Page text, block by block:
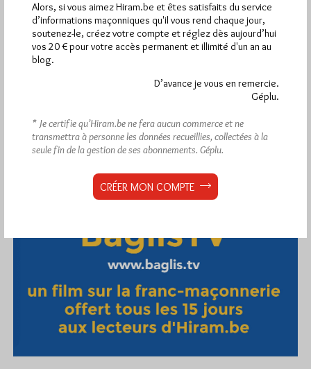
Alors, si vous aimez Hiram.be et êtes satisfaits du service
d’informations maçonniques qu'il vous rend chaque jour,
soutenez-le, créez votre compte et réglez dès aujourd’hui
vos 20 € pour votre accès permanent et illimité d'un an au
blog.
D’avance je vous en remercie.
Géplu.
* Je certifie qu’Hiram.be ne fera aucun commerce et ne
transmettra à personne les données recueillies, collectées à la
seule fin de la gestion de ses abonnements. Géplu.
CRÉER MON COMPTE